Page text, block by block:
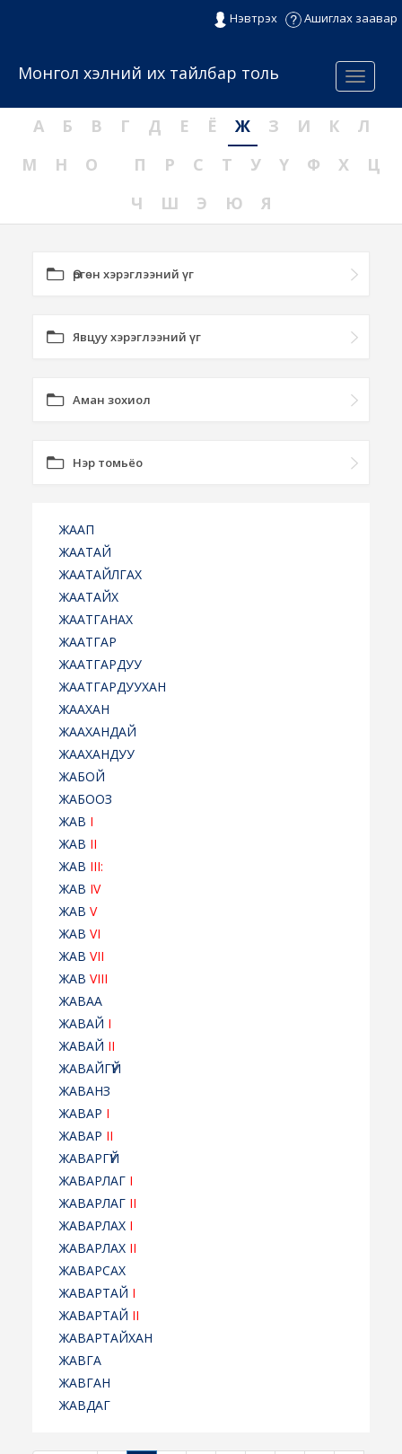
Нэвтрэх Ашиглах заавар
Menu
Монгол хэлний их тайлбар толь
А Б В Г Д Е Ё Ж З И К
Л
М
Н О П Р С Т У Ү Ф Х
Ц
Ч
Ш Э Ю Я
Өргөн хэрэглээний үг
Явцуу хэрэглээний үг
Аман зохиол
Нэр томьёо
ЖААП
ЖААТАЙ
ЖААТАЙЛГАХ
ЖААТАЙХ
ЖААТГАНАХ
ЖААТГАР
ЖААТГАРДУУ
ЖААТГАРДУУХАН
ЖААХАН
ЖААХАНДАЙ
ЖААХАНДУУ
ЖАБОЙ
ЖАБООЗ
ЖАВ I
ЖАВ II
ЖАВ III:
ЖАВ IV
ЖАВ V
ЖАВ VI
ЖАВ VII
ЖАВ VIII
ЖАВАА
ЖАВАЙ I
ЖАВАЙ II
ЖАВАЙГҮЙ
ЖАВАНЗ
ЖАВАР I
ЖАВАР II
ЖАВАРГҮЙ
ЖАВАРЛАГ I
ЖАВАРЛАГ II
ЖАВАРЛАХ I
ЖАВАРЛАХ II
ЖАВАРСАХ
ЖАВАРТАЙ I
ЖАВАРТАЙ II
ЖАВАРТАЙХАН
ЖАВГА
ЖАВГАН
ЖАВДАГ